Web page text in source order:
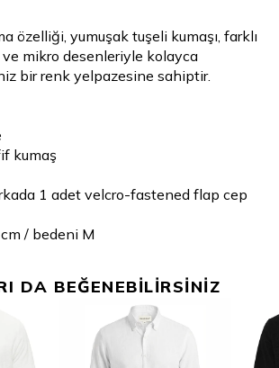
özelliği, yumuşak tuşeli kumaşı, farklı
mikro desenleriyle kolayca
bir renk yelpazesine sahiptir.
kumaş
1 adet velcro-fastened flap cep
/ bedeni M
DA BEĞENEBİLİRSİNİZ